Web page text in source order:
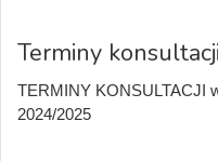
Terminy
TERMINY KONSULTACJI
2024/2025